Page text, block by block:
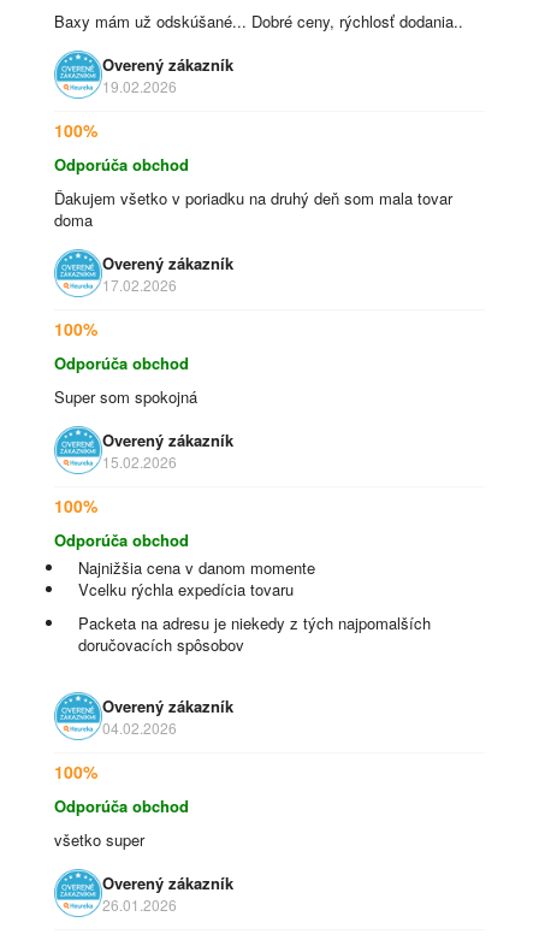
Baxy mám už odskúšané... Dobré ceny, rýchlosť dodania..
Overený zákazník
19.02.2026
100%
Odporúča obchod
Ďakujem všetko v poriadku na druhý deň som mala tovar
doma
Overený zákazník
17.02.2026
100%
Odporúča obchod
Super som spokojná
Overený zákazník
15.02.2026
100%
Odporúča obchod
Najnižšia cena v danom momente
Vcelku rýchla expedícia tovaru
Packeta na adresu je niekedy z tých najpomalších
doručovacích spôsobov
Overený zákazník
04.02.2026
100%
Odporúča obchod
všetko super
Overený zákazník
26.01.2026